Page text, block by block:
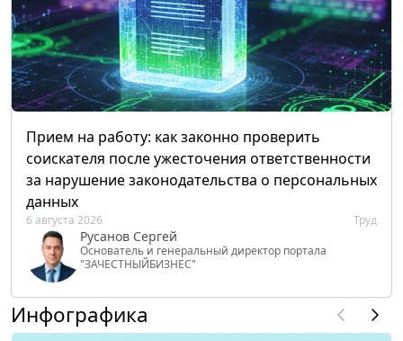
Прием на работу: как законно проверить
соискателя после ужесточения ответственности
за нарушение законодательства о персональных
данных
6 августа 2026 Труд
Русанов Сергей
Основатель и генеральный директор портала
"ЗАЧЕСТНЫЙБИЗНЕС"
Инфографика